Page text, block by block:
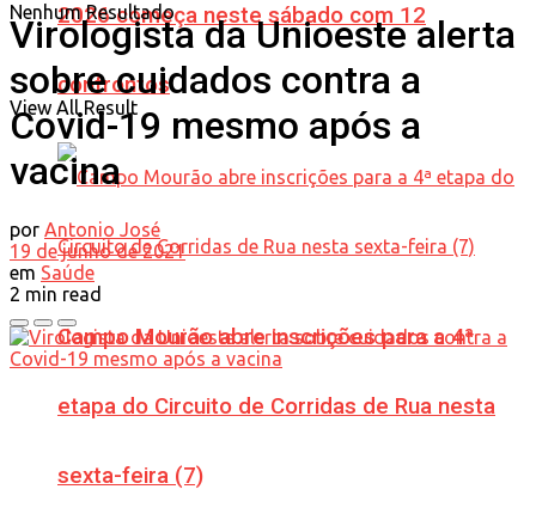
2026 começa neste sábado com 12
confrontos
Campo Mourão abre inscrições para a 4ª
etapa do Circuito de Corridas de Rua nesta
sexta-feira (7)
Nenhum Resultado
View All Result
Virologista da Unioeste alerta
sobre cuidados contra a
Covid-19 mesmo após a
vacina
por Antonio José
19 de junho de 2021
em Saúde
2 min read